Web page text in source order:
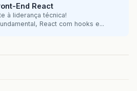
End React
à liderança técnica!
React com hooks e...